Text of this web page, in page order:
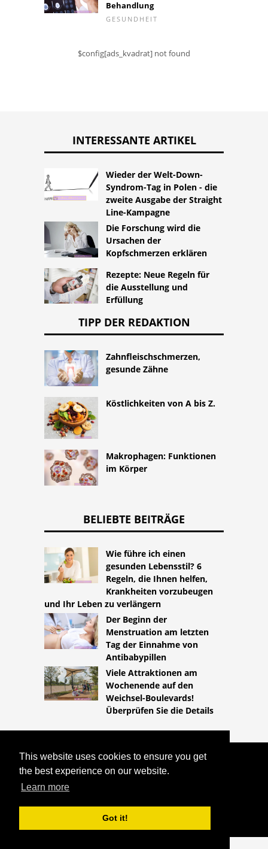
This website uses cookies to ensure you get
the best experience on our website.
Learn more
Got it!
Behandlung
GESUNDHEIT
$config[ads_kvadrat] not found
INTERESSANTE ARTIKEL
Wieder der Welt-Down-
Syndrom-Tag in Polen - die
zweite Ausgabe der Straight
Line-Kampagne
Die Forschung wird die
Ursachen der
Kopfschmerzen erklären
Rezepte: Neue Regeln für
die Ausstellung und
Erfüllung
TIPP DER REDAKTION
Zahnfleischschmerzen,
gesunde Zähne
Köstlichkeiten von A bis Z.
Makrophagen: Funktionen
im Körper
BELIEBTE BEITRÄGE
Wie führe ich einen
gesunden Lebensstil? 6
Regeln, die Ihnen helfen,
Krankheiten vorzubeugen
und Ihr Leben zu verlängern
Der Beginn der
Menstruation am letzten
Tag der Einnahme von
Antibabypillen
Viele Attraktionen am
Wochenende auf den
Weichsel-Boulevards!
Überprüfen Sie die Details
COPYRIGHT 2026
HTTPS://LIFESTYLEMED.NET
ARBEITSBEDINGUNGEN SOWIE
POSITIONSWECHSEL